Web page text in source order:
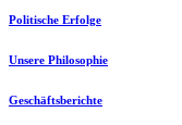
Politische Erfolge
Unsere Philosophie
Geschäftsberichte